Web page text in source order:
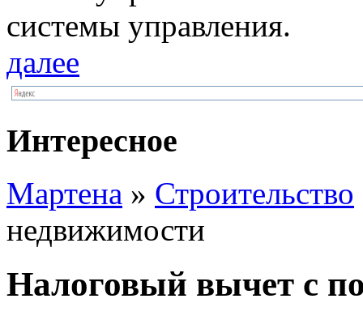
системы управления.
далее
Интересное
Мартена » Строительство
недвижимости
Налоговый вычет с